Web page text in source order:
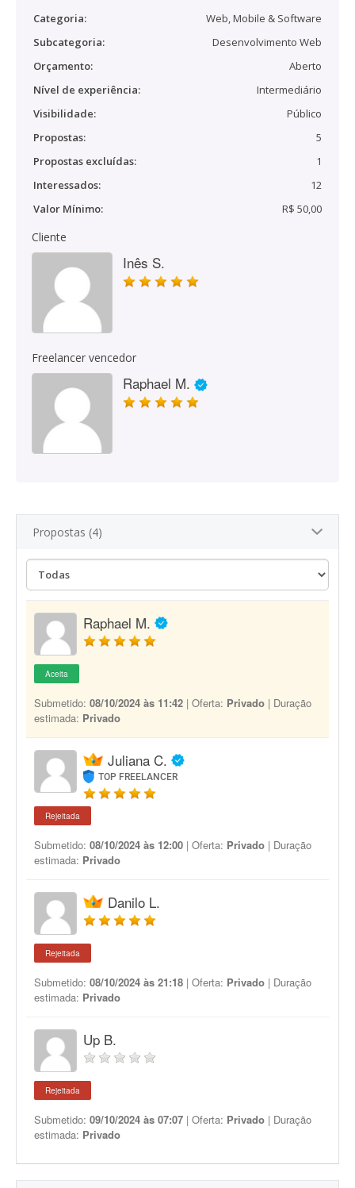
Categoria:
Web, Mobile & Software
Subcategoria:
Desenvolvimento Web
Orçamento:
Aberto
Nível de experiência:
Intermediário
Visibilidade:
Público
Propostas:
5
Propostas excluídas:
1
Interessados:
12
Valor Mínimo:
R$ 50,00
Cliente
Inês S.
Freelancer vencedor
Raphael M.
Propostas (4)
Raphael M.
Aceita
Submetido: 08/10/2024 às 11:42 | Oferta: Privado | Duração
estimada: Privado
Juliana C.
TOP FREELANCER
Rejeitada
Submetido: 08/10/2024 às 12:00 | Oferta: Privado | Duração
estimada: Privado
Danilo L.
Rejeitada
Submetido: 08/10/2024 às 21:18 | Oferta: Privado | Duração
estimada: Privado
Up B.
Rejeitada
Submetido: 09/10/2024 às 07:07 | Oferta: Privado | Duração
estimada: Privado